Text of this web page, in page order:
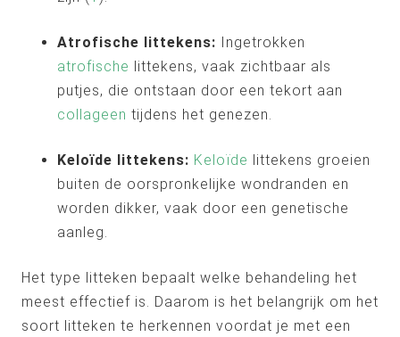
Atrofische littekens: Ingetrokken
atrofische littekens, vaak zichtbaar als
putjes, die ontstaan door een tekort aan
collageen tijdens het genezen.
Keloïde littekens: Keloïde littekens groeien
buiten de oorspronkelijke wondranden en
worden dikker, vaak door een genetische
aanleg.
Het type litteken bepaalt welke behandeling het
meest effectief is. Daarom is het belangrijk om het
soort litteken te herkennen voordat je met een